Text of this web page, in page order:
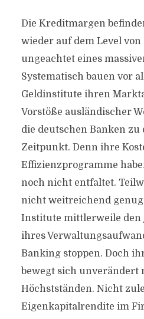
Die Kreditmargen
wieder auf dem Level von
ungeachtet eines
Systematisch bauen vor
Geldinstitute ihren
Vorstöße ausländischer
die deutschen Banken
Zeitpunkt. Denn ihre
Effizienzprogramme
noch nicht entfaltet.
nicht weitreichend
Institute mittlerweile den
ihres
Banking stoppen. Doch
bewegt sich unverändert
Höchstständen. Nicht
Eigenkapitalrendite im